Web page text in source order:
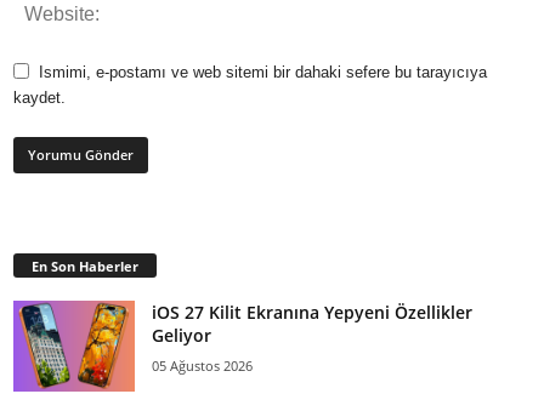
Ismimi, e-postamı ve web sitemi bir dahaki sefere bu tarayıcıya
kaydet.
En Son Haberler
iOS 27 Kilit Ekranına Yepyeni Özellikler
Geliyor
05 Ağustos 2026